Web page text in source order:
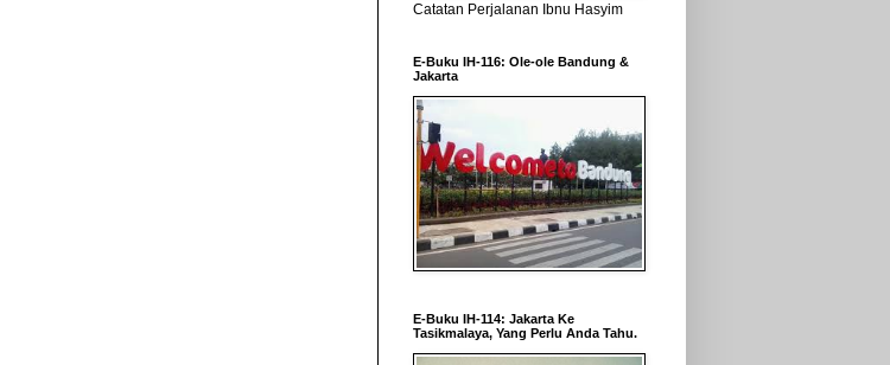
Catatan Perjalanan Ibnu Hasyim
E-Buku IH-116: Ole-ole Bandung &
Jakarta
E-Buku IH-114: Jakarta Ke
Tasikmalaya, Yang Perlu Anda Tahu.